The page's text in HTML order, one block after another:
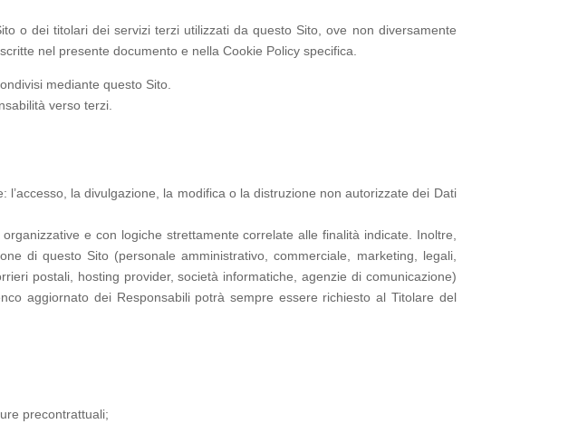
o dei titolari dei servizi terzi utilizzati da questo Sito, ove non diversamente
nel presente documento e nella Cookie Policy specifica.
mediante questo Sito.
verso terzi.
la divulgazione, la modifica o la distruzione non autorizzate dei Dati
e con logiche strettamente correlate alle finalità indicate. Inoltre,
di questo Sito (personale amministrativo, commerciale, marketing, legali,
postali, hosting provider, società informatiche, agenzie di comunicazione)
aggiornato dei Responsabili potrà sempre essere richiesto al Titolare del
precontrattuali;